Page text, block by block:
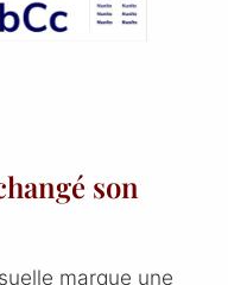
son
marque une